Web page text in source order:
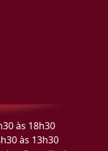
às 18h30
às 13h30